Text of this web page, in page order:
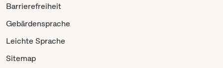
Barrierefreiheit
Gebärdensprache
Leichte Sprache
Sitemap